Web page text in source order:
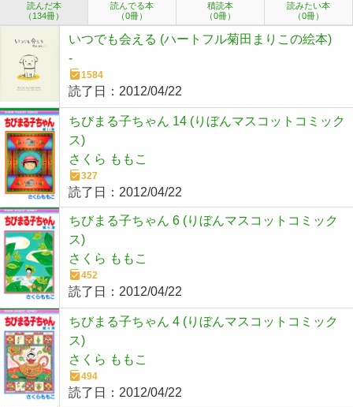
読んだ本
（134冊）
読んでる本
（0冊）
積読本
（0冊）
読みたい本
（0冊）
いつでも会える (ハートフル菊田まりこの絵本)
-
1584
読了日： 2012/04/22
ちびまる子ちゃん 14 (りぼんマスコットコミック
ス)
さくら ももこ
327
読了日： 2012/04/22
ちびまる子ちゃん 6 (りぼんマスコットコミック
ス)
さくら ももこ
452
読了日： 2012/04/22
ちびまる子ちゃん 4 (りぼんマスコットコミック
ス)
さくら ももこ
494
読了日： 2012/04/22